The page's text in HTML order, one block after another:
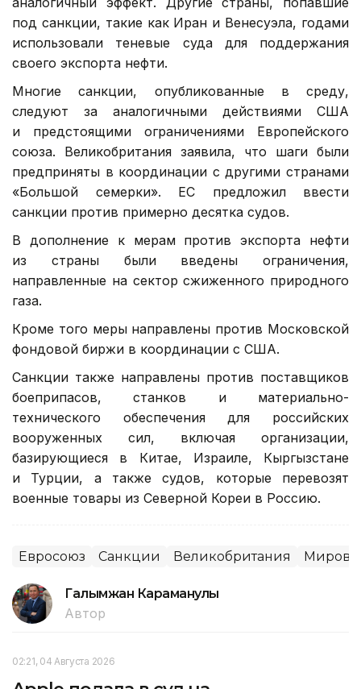
под санкции, такие как Иран и Венесуэла, годами
использовали теневые суда для поддержания
своего экспорта нефти.
Многие санкции, опубликованные в среду,
следуют за аналогичными действиями США
и предстоящими ограничениями Европейского
союза. Великобритания заявила, что шаги были
предприняты в координации с другими странами
«Большой семерки». ЕС предложил ввести
санкции против примерно десятка судов.
В дополнение к мерам против экспорта нефти
из страны были введены ограничения,
направленные на сектор сжиженного природного
газа.
Кроме того меры направлены против Московской
фондовой биржи в координации с США.
Санкции также направлены против поставщиков
боеприпасов, станков и материально-
технического обеспечения для российских
вооруженных сил, включая организации,
базирующиеся в Китае, Израиле, Кыргызстане
и Турции, а также судов, которые перевозят
военные товары из Северной Кореи в Россию.
Евросоюз Санкции Великобритания
Галымжан Караманулы
Автор
02:21, 04 Августа 2026